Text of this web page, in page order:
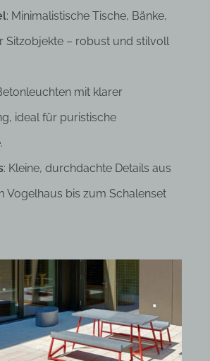
: Minimalistische Tische, Bänke,
Sitzobjekte – robust und stilvoll
mit klarer
ideal für puristische
: Kleine, durchdachte Details aus
Vogelhaus bis zum Schalenset